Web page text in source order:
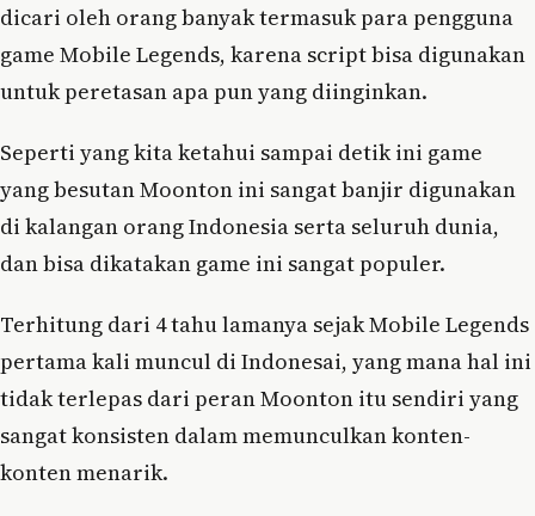
dicari oleh orang banyak termasuk para pengguna
game Mobile Legends, karena script bisa digunakan
untuk peretasan apa pun yang diinginkan.
Seperti yang kita ketahui sampai detik ini game
yang besutan Moonton ini sangat banjir digunakan
di kalangan orang Indonesia serta seluruh dunia,
dan bisa dikatakan game ini sangat populer.
Terhitung dari 4 tahu lamanya sejak Mobile Legends
pertama kali muncul di Indonesai, yang mana hal ini
tidak terlepas dari peran Moonton itu sendiri yang
sangat konsisten dalam memunculkan konten-
konten menarik.